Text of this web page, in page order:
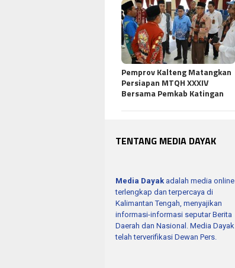
Pemprov Kalteng Matangkan
Persiapan MTQH XXXIV
Bersama Pemkab Katingan
TENTANG MEDIA DAYAK
Media Dayak adalah media online
terlengkap dan terpercaya di
Kalimantan Tengah, menyajikan
informasi-informasi seputar Berita
Daerah dan Nasional. Media Dayak
telah terverifikasi Dewan Pers.